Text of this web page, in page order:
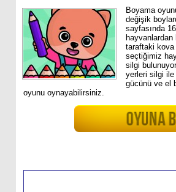
Boyama
değişik
sayfasında
taraftaki kova
seçtiğimiz
silgi
yerleri silgi
gücünü ve el
oyunu oynayabilirsiniz.